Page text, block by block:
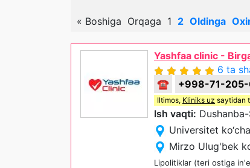
« Boshiga Orqaga 1 2 Oldinga
Yashfaa clinic -
6 ta
☎
+998-71-
Iltimos, Kliniks uz saytidan
Ish vaqti:
Universitet
Mirzo Ulug'bek
Lipolitiklar (teri ostiga